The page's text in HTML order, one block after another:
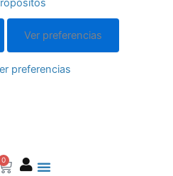
Ver preferencias
preferencias
0